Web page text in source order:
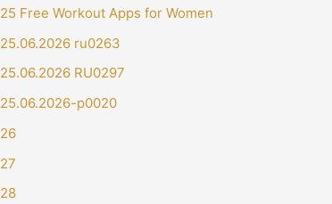
25 Free Workout Apps for Women
25.06.2026 ru0263
25.06.2026 RU0297
25.06.2026-p0020
26
27
28